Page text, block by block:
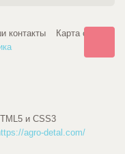
контакты Карта сайта
и CSS3
agro-detal.com/